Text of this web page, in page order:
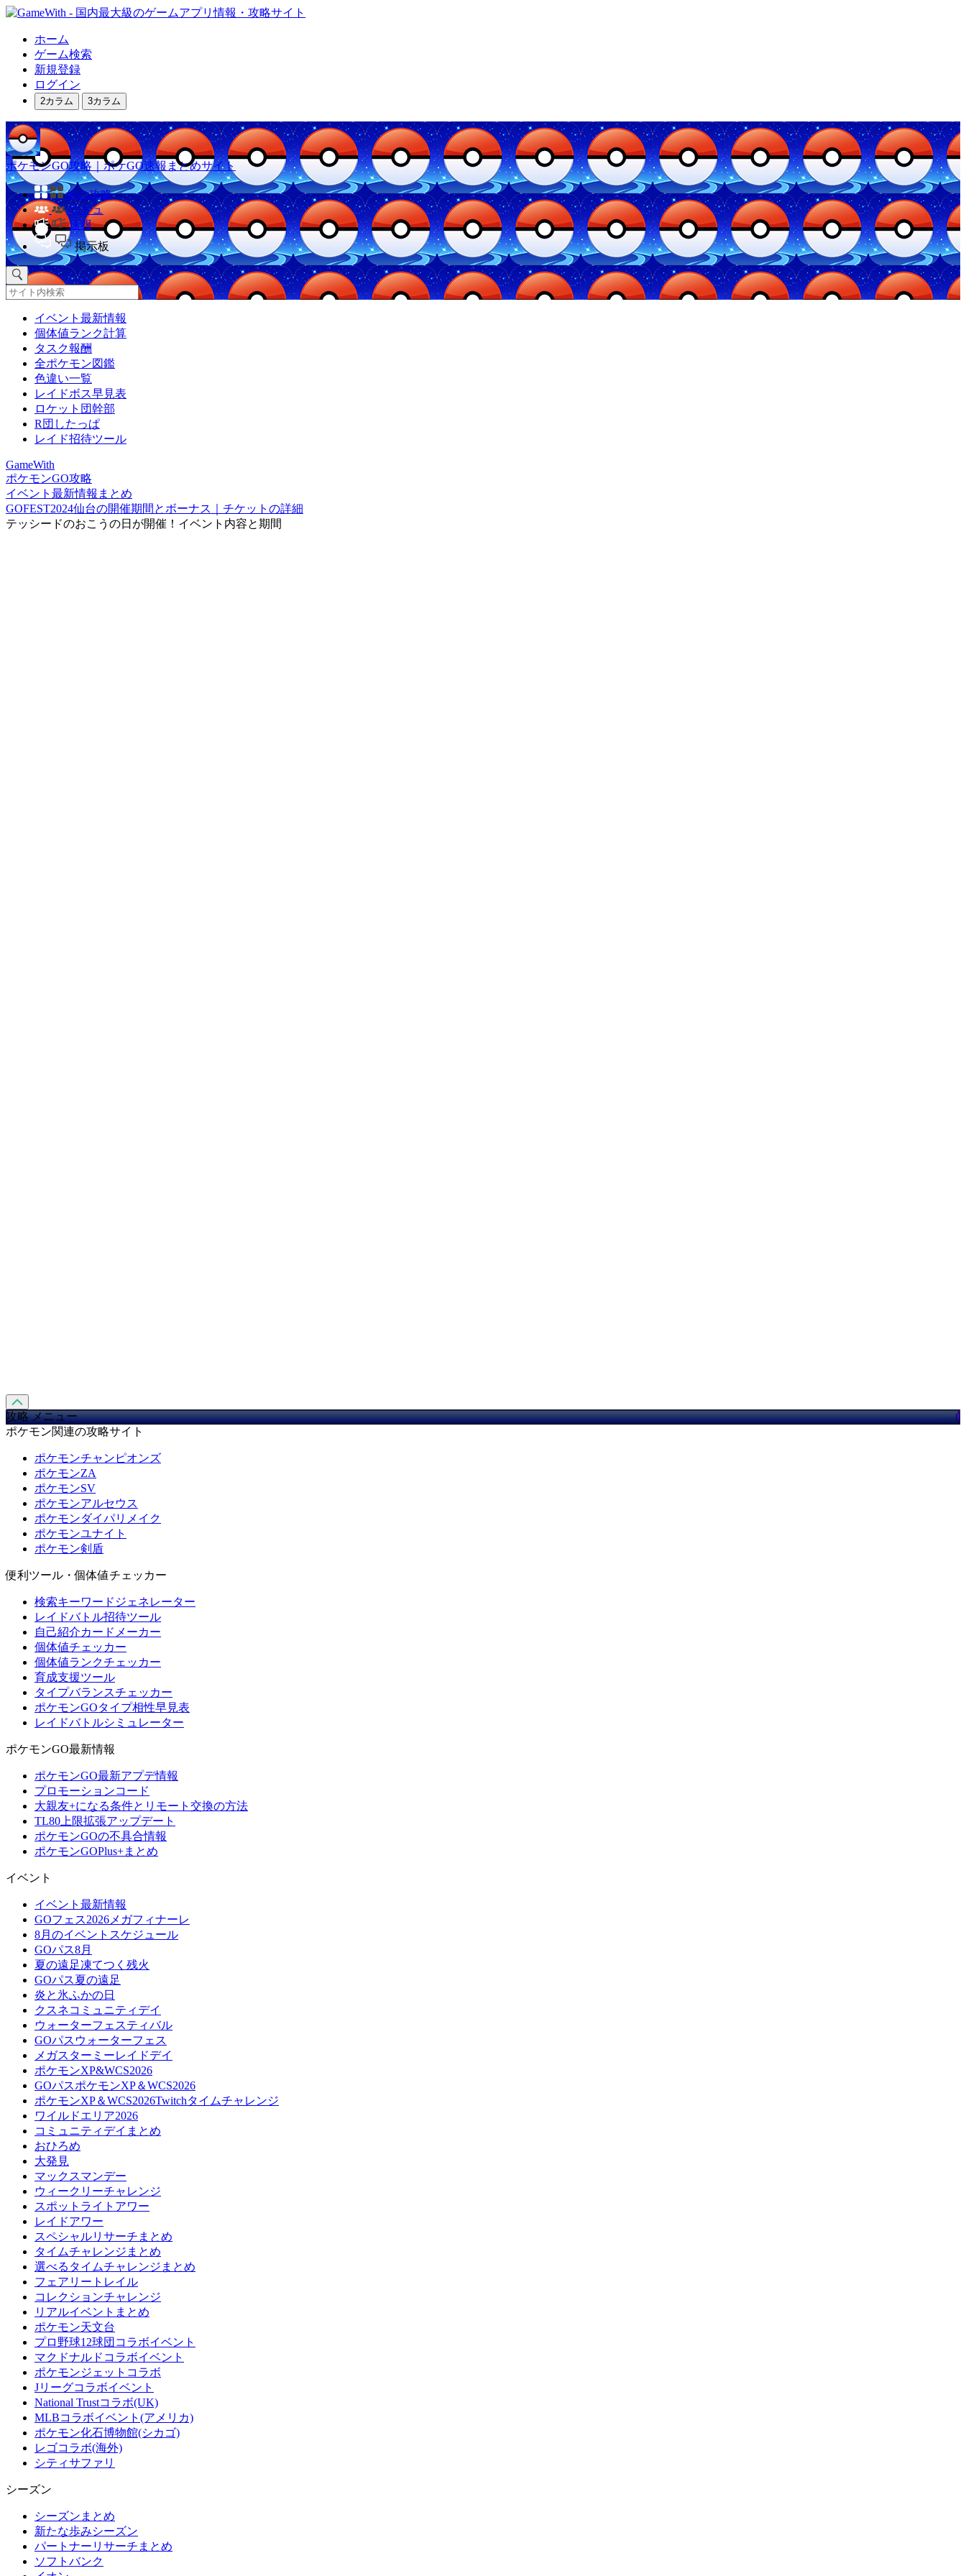
ホーム
ゲーム検索
新規登録
ログイン
2カラム 3カラム
ポケモンGO攻略｜ポケGO速報まとめサイト
他の攻略
コミュ
速報
掲示板
イベント最新情報
個体値ランク計算
タスク報酬
全ポケモン図鑑
色違い一覧
レイドボス早見表
ロケット団幹部
R団したっぱ
レイド招待ツール
GameWith
ポケモンGO攻略
イベント最新情報まとめ
GOFEST2024仙台の開催期間とボーナス｜チケットの詳細
テッシードのおこうの日が開催！イベント内容と期間
攻略 メニュー
ポケモン関連の攻略サイト
ポケモンチャンピオンズ
ポケモンZA
ポケモンSV
ポケモンアルセウス
ポケモンダイパリメイク
ポケモンユナイト
ポケモン剣盾
便利ツール・個体値チェッカー
検索キーワードジェネレーター
レイドバトル招待ツール
自己紹介カードメーカー
個体値チェッカー
個体値ランクチェッカー
育成支援ツール
タイプバランスチェッカー
ポケモンGOタイプ相性早見表
レイドバトルシミュレーター
ポケモンGO最新情報
ポケモンGO最新アプデ情報
プロモーションコード
大親友+になる条件とリモート交換の方法
TL80上限拡張アップデート
ポケモンGOの不具合情報
ポケモンGOPlus+まとめ
イベント
イベント最新情報
GOフェス2026メガフィナーレ
8月のイベントスケジュール
GOパス8月
夏の遠足凍てつく残火
GOパス夏の遠足
炎と氷ふかの日
クスネコミュニティデイ
ウォーターフェスティバル
GOパスウォーターフェス
メガスターミーレイドデイ
ポケモンXP&WCS2026
GOパスポケモンXP＆WCS2026
ポケモンXP＆WCS2026Twitchタイムチャレンジ
ワイルドエリア2026
コミュニティデイまとめ
おひろめ
大発見
マックスマンデー
ウィークリーチャレンジ
スポットライトアワー
レイドアワー
スペシャルリサーチまとめ
タイムチャレンジまとめ
選べるタイムチャレンジまとめ
フェアリートレイル
コレクションチャレンジ
リアルイベントまとめ
ポケモン天文台
プロ野球12球団コラボイベント
マクドナルドコラボイベント
ポケモンジェットコラボ
Jリーグコラボイベント
National Trustコラボ(UK)
MLBコラボイベント(アメリカ)
ポケモン化石博物館(シカゴ)
レゴコラボ(海外)
シティサファリ
シーズン
シーズンまとめ
新たな歩みシーズン
パートナーリサーチまとめ
ソフトバンク